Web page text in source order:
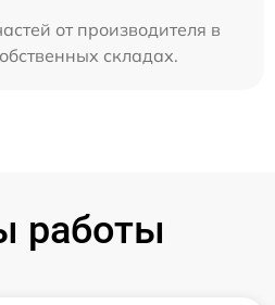
от производителя в
складах.
работы